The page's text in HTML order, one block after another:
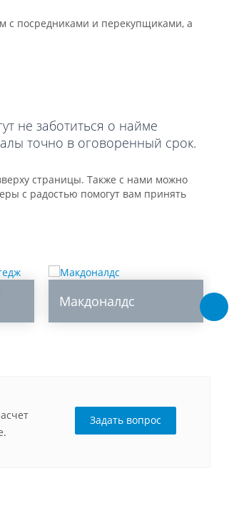
с посредниками и перекупщиками, а
не заботиться о найме
точно в оговоренный срок.
страницы. Также с нами можно
с радостью помогут вам принять
Макдоналдс
Задать вопрос